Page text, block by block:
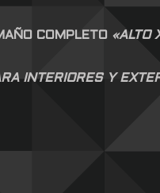
COMPLETO «ALTO
INTERIORES Y